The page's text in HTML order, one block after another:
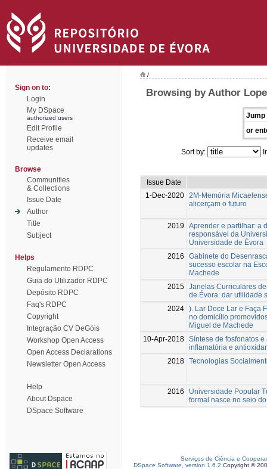
Sign on to:
Login
My DSpace
authorized users
Edit Profile
Receive email
updates
Browse
Communities
& Collections
Issue Date
Author
Title
Subject
Helps
Regulamento RDPC
Guia do Utilizador RDPC
Depósito RDPC
Faq's RDPC
Copyright
Integração CV DeGóis
Workshop Open Access
Open Access Declarations
Newsletter Open Access
Help
About Dspace
DSpace Software
/
Browsing by Author
Jump
or
Sort by:
Issue Date
1-Dec-2020 2M-Memória
alicerçam o futuro
2019
Aprender e partilhar: a
responsável da
Universidade de Évora
2016
Gabinete do
sucesso escolar na
Machede
2015 Janelas Curriculares
de Évora: dar utilidade
2024 ). Lar Doce Lar e Faça
no domicílio
Miguel de Machede
10-Apr-2018 Síntese de fosfonatos
inflamatória e
2018 Tecnologias
2016
Universidade Popular
formal nasce no seio
Serviços de Ciência e
DSpace Software, version 1.6.2 Copyright ©